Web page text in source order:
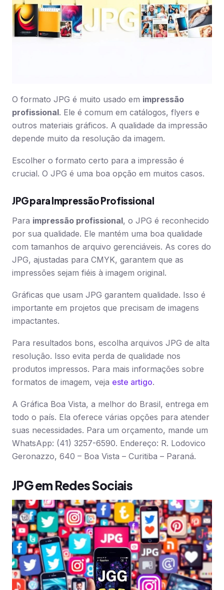
O formato JPG é muito usado em impressão
profissional. Ele é comum em catálogos, flyers e
outros materiais gráficos. A qualidade da impressão
depende muito da resolução da imagem.
Escolher o formato certo para a impressão é
crucial. O JPG é uma boa opção em muitos casos.
JPG para Impressão Profissional
Para impressão profissional, o JPG é reconhecido
por sua qualidade. Ele mantém uma boa qualidade
com tamanhos de arquivo gerenciáveis. As cores do
JPG, ajustadas para CMYK, garantem que as
impressões sejam fiéis à imagem original.
Gráficas que usam JPG garantem qualidade. Isso é
importante em projetos que precisam de imagens
impactantes.
Para resultados bons, escolha arquivos JPG de alta
resolução. Isso evita perda de qualidade nos
produtos impressos. Para mais informações sobre
formatos de imagem, veja este artigo.
A Gráfica Boa Vista, a melhor do Brasil, entrega em
todo o país. Ela oferece várias opções para atender
suas necessidades. Para um orçamento, mande um
WhatsApp: (41) 3257-6590. Endereço: R. Lodovico
Geronazzo, 640 – Boa Vista – Curitiba – Paraná.
JPG em Redes Sociais